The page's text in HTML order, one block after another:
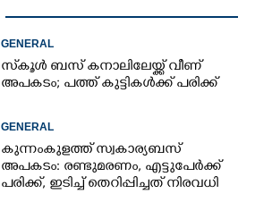
GENERAL
സ്‌കൂൾ ബസ് കനാലിലേയ്ക്ക് വീണ്
അപകടം; പത്ത് കുട്ടികൾക്ക് പരിക്ക്
GENERAL
കുന്നംകുളത്ത് സ്വകാര്യബസ്
അപകടം: രണ്ടുമരണം, എട്ടുപേർക്ക്
പരിക്ക്, ഇടിച്ച് തെറിപ്പിച്ചത് നിരവധി